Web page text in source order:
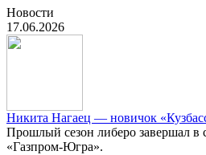
Новости
17.06.2026
Никита Нагаец — новичок
Прошлый сезон либеро завершал в
«Газпром-Югра».